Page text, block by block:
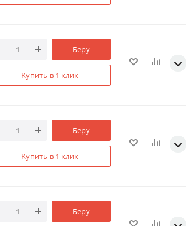
Беру
Купить в 1 клик
Беру
Купить в 1 клик
Беру